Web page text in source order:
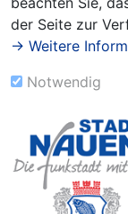
der Seite zur
→ Weitere
Notwendig
Nauener
Auch